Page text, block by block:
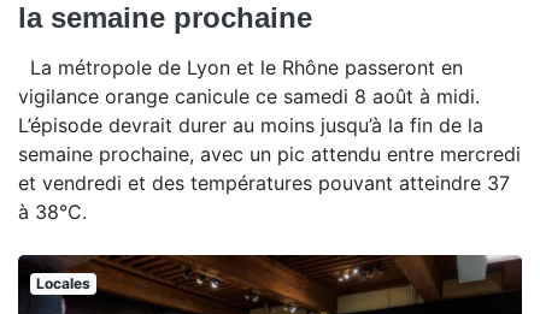
la semaine prochaine
La métropole de Lyon et le Rhône passeront en
vigilance orange canicule ce samedi 8 août à midi.
L’épisode devrait durer au moins jusqu’à la fin de la
semaine prochaine, avec un pic attendu entre mercredi
et vendredi et des températures pouvant atteindre 37
à 38°C.
Locales